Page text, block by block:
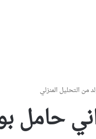
التحليل المنزلي
حامل